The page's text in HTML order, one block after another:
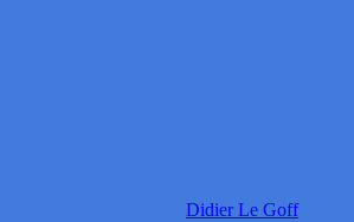
Didier Le Goff